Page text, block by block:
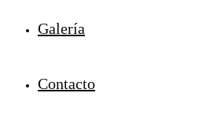
Galería
Contacto